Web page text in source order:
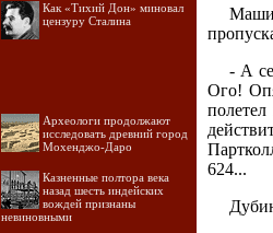
Как «Тихий Дон» миновал
цензуру Сталина
Археологи продолжают
исследовать древний город
Мохенджо-Даро
Казненные полтора века
назад шесть индейских
вождей признаны
невиновными
- А
Ого!
624...